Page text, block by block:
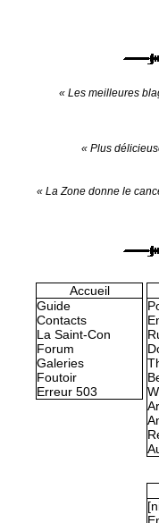
« Les meilleures
« Plus
« La Zone donne le
Accueil
Guide
Contacts
La Saint-Con
Forum
Galeries
Foutoir
Erreur 503